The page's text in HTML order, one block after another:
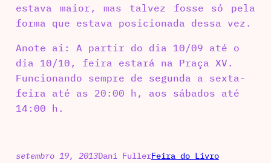
estava maior, mas talvez fosse só pela
forma que estava posicionada dessa vez.
Anote ai: A partir do dia 10/09 até o
dia 10/10, feira estará na Praça XV.
Funcionando sempre de segunda a sexta-
feira até as 20:00 h, aos sábados até
14:00 h.
setembro 19, 2013Dani FullerFeira do Livro